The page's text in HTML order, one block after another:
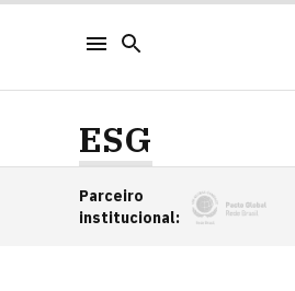
ESG
Parceiro
institucional: